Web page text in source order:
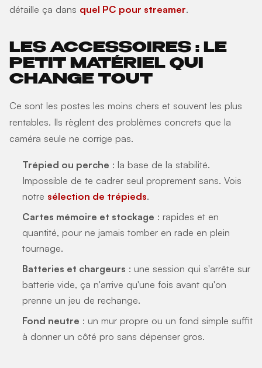
détaille ça dans quel PC pour streamer.
LES ACCESSOIRES : LE
PETIT MATÉRIEL QUI
CHANGE TOUT
Ce sont les postes les moins chers et souvent les plus
rentables. Ils règlent des problèmes concrets que la
caméra seule ne corrige pas.
Trépied ou perche : la base de la stabilité.
Impossible de te cadrer seul proprement sans. Vois
notre sélection de trépieds.
Cartes mémoire et stockage : rapides et en
quantité, pour ne jamais tomber en rade en plein
tournage.
Batteries et chargeurs : une session qui s'arrête sur
batterie vide, ça n'arrive qu'une fois avant qu'on
prenne un jeu de rechange.
Fond neutre : un mur propre ou un fond simple suffit
à donner un côté pro sans dépenser gros.